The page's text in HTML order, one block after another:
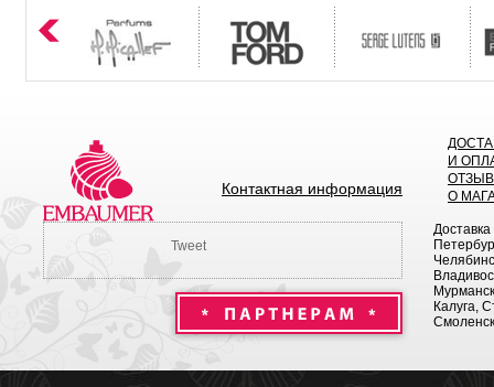
Контактная информация
И
О
Tweet
Калуга,